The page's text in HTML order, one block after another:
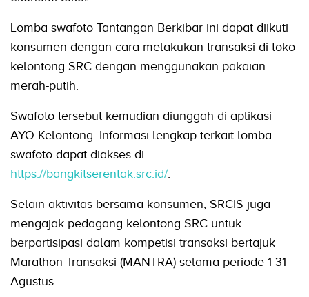
Lomba swafoto Tantangan Berkibar ini dapat diikuti
konsumen dengan cara melakukan transaksi di toko
kelontong SRC dengan menggunakan pakaian
merah-putih.
Swafoto tersebut kemudian diunggah di aplikasi
AYO Kelontong. Informasi lengkap terkait lomba
swafoto dapat diakses di
https://bangkitserentak.src.id/
Selain aktivitas bersama konsumen, SRCIS juga
mengajak pedagang kelontong SRC untuk
berpartisipasi dalam kompetisi transaksi bertajuk
Marathon Transaksi (MANTRA) selama periode 1-31
Agustus.